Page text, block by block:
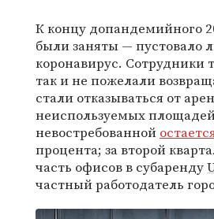
К концу допандемийного
были заняты — пустовало
коронавирус. Сотрудники
так и не пожелали
стали отказываться от
неиспользуемых
невостребованной
процента; за второй
часть офисов в субаренду
частный работодатель